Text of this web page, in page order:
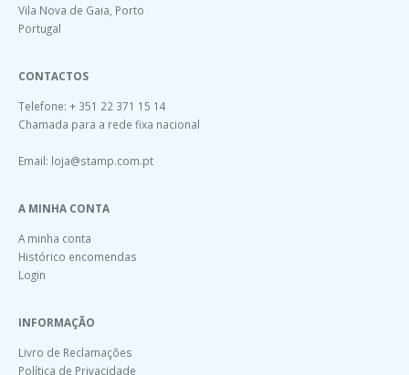
Vila Nova de Gaia, Porto
Portugal
CONTACTOS
Telefone: + 351 22 371 15 14
Chamada para a rede fixa nacional
Email: loja@stamp.com.pt
A MINHA CONTA
A minha conta
Histórico encomendas
Login
INFORMAÇÃO
Livro de Reclamações
Política de Privacidade